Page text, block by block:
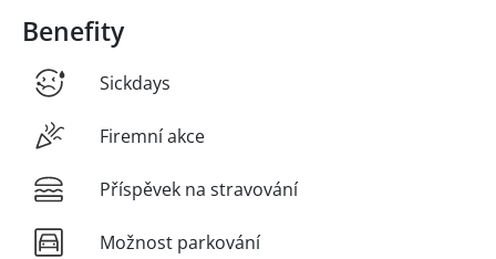
Benefity
Sickdays
Firemní akce
Příspěvek na stravování
Možnost parkování